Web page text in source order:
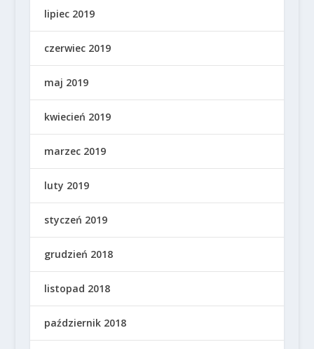
lipiec 2019
czerwiec 2019
maj 2019
kwiecień 2019
marzec 2019
luty 2019
styczeń 2019
grudzień 2018
listopad 2018
październik 2018